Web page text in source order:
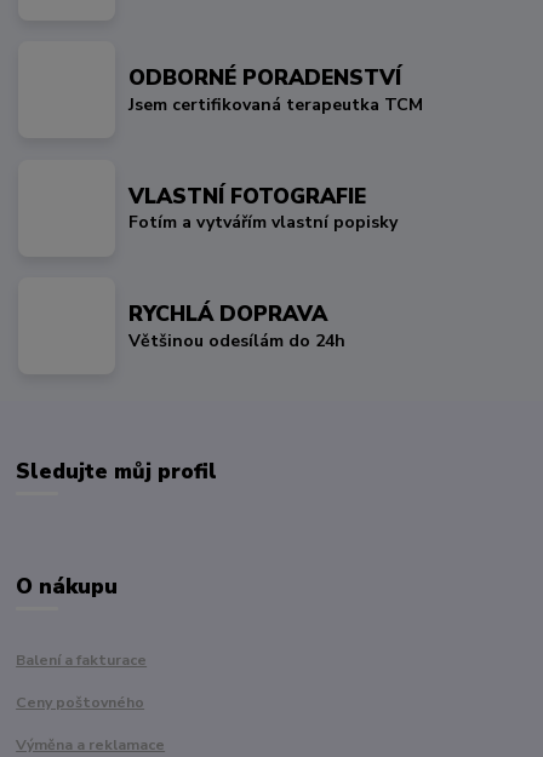
ODBORNÉ PORADENSTVÍ
Jsem certifikovaná terapeutka TCM
VLASTNÍ FOTOGRAFIE
Fotím a vytvářím vlastní popisky
RYCHLÁ DOPRAVA
Většinou odesílám do 24h
Sledujte můj profil
O nákupu
Balení a fakturace
Ceny poštovného
Výměna a reklamace